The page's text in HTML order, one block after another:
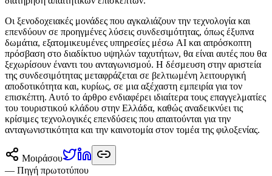
Οι ξενοδοχειακές μονάδες που αγκαλιάζουν την τεχνολογία και
επενδύουν σε προηγμένες λύσεις συνδεσιμότητας, όπως έξυπνα
δωμάτια, εξατομικευμένες υπηρεσίες μέσω AI και απρόσκοπτη
πρόσβαση στο διαδίκτυο υψηλών ταχυτήτων, θα είναι αυτές που θα
ξεχωρίσουν έναντι του ανταγωνισμού. Η δέσμευση στην αριστεία
της συνδεσιμότητας μεταφράζεται σε βελτιωμένη λειτουργική
αποδοτικότητα και, κυρίως, σε μια αξέχαστη εμπειρία για τον
επισκέπτη. Αυτό το άρθρο ενδιαφέρει ιδιαίτερα τους επαγγελματίες
του τουριστικού κλάδου στην Ελλάδα, καθώς αναδεικνύει τις
κρίσιμες τεχνολογικές επενδύσεις που απαιτούνται για την
ανταγωνιστικότητα και την καινοτομία στον τομέα της φιλοξενίας.
Μοιράσου
— Πηγή πρωτοτύπου